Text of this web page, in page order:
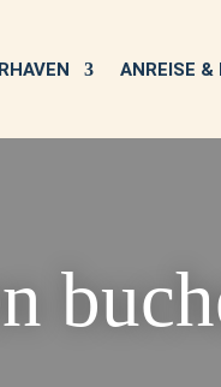
ANREISE &